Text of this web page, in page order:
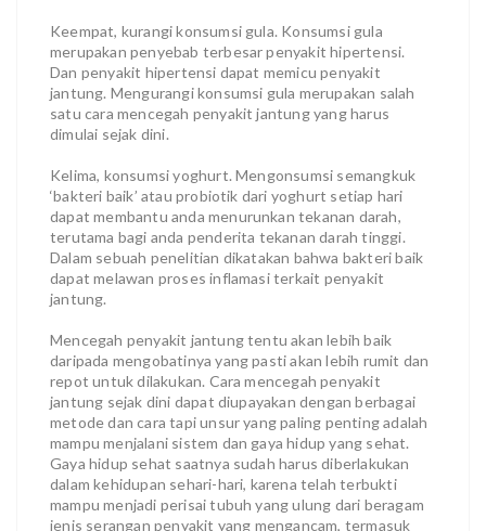
Keempat, kurangi konsumsi gula. Konsumsi gula
merupakan penyebab terbesar penyakit hipertensi.
Dan penyakit hipertensi dapat memicu penyakit
jantung. Mengurangi konsumsi gula merupakan salah
satu cara mencegah penyakit jantung yang harus
dimulai sejak dini.
Kelima, konsumsi yoghurt. Mengonsumsi semangkuk
‘bakteri baik’ atau probiotik dari yoghurt setiap hari
dapat membantu anda menurunkan tekanan darah,
terutama bagi anda penderita tekanan darah tinggi.
Dalam sebuah penelitian dikatakan bahwa bakteri baik
dapat melawan proses inflamasi terkait penyakit
jantung.
Mencegah penyakit jantung tentu akan lebih baik
daripada mengobatinya yang pasti akan lebih rumit dan
repot untuk dilakukan. Cara mencegah penyakit
jantung sejak dini dapat diupayakan dengan berbagai
metode dan cara tapi unsur yang paling penting adalah
mampu menjalani sistem dan gaya hidup yang sehat.
Gaya hidup sehat saatnya sudah harus diberlakukan
dalam kehidupan sehari-hari, karena telah terbukti
mampu menjadi perisai tubuh yang ulung dari beragam
jenis serangan penyakit yang mengancam, termasuk